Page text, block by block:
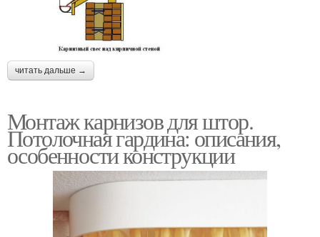
читать дальше →
Монтаж карнизов для штор.
Потолочная гардина: описания,
особенности конструкции